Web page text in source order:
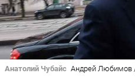
Анатолий Чубайс Андрей Любимов